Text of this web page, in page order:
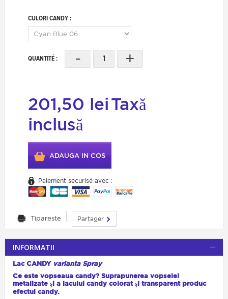
CULORI CANDY :
QUANTITÉ : - +
201,50 leiTaxă
inclusă
ADAUGA IN COS
Paiement securisé avec :
Tipareste Partager
INFORMATII
Lac CANDY varianta Spray
Ce este vopseaua candy? Suprapunerea vopselei
metalizate şi a lacului candy colorat şi transparent produc
efectul candy.